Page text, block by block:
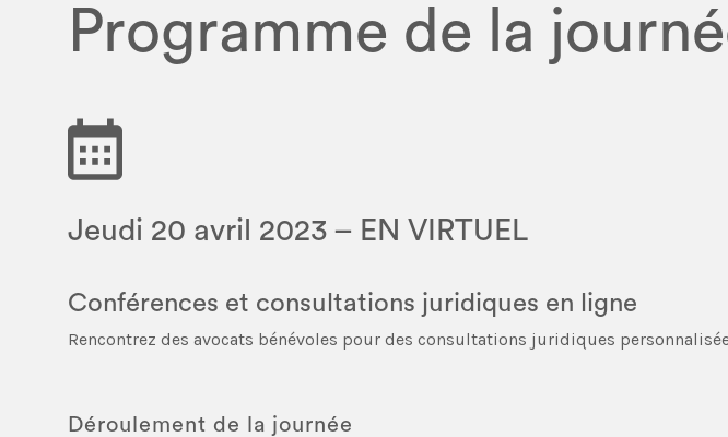
Programme de la
Jeudi 20 avril 2023 – EN VIRTUEL
Conférences et consultations juridiques en ligne
Rencontrez des avocats bénévoles pour des consultations juridiques
Déroulement de la journée